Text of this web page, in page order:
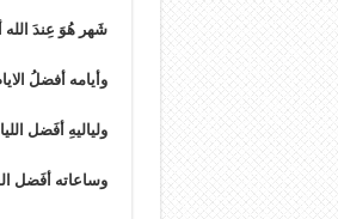
شَهر هُوَ عِندَ
وأيامه أفضلُ
ولياليهِ أفَضل
وساعاته أفَضل